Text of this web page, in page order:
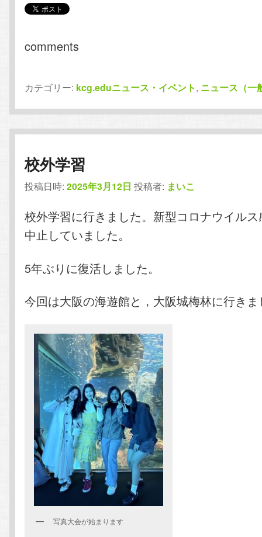
comments
カテゴリー: kcg.eduニュース・イベント, ニュース（一
校外学習
投稿日時:2025年3月12日 投稿者: まいこ
校外学習に行きました。新型コロナウイル
中止していました。
5年ぶりに復活しました。
今回は大阪の海遊館と，大阪城梅林に行き
写真大会が始まります